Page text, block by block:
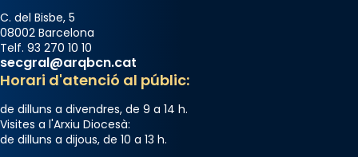
C. del Bisbe, 5
08002 Barcelona
Telf. 93 270 10 10
secgral@arqbcn.cat
Horari d'atenció al públic:
de dilluns a divendres, de 9 a 14 h.
Visites a l'Arxiu Diocesà:
de dilluns a dijous, de 10 a 13 h.